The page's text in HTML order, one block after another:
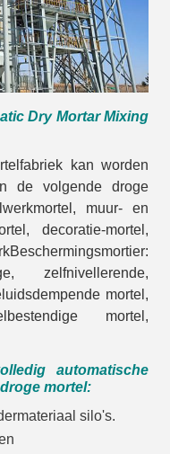
Dry Mortar Mixing
kan worden
de volgende droge
muur- en
decoratie-mortel,
zelfnivellerende,
mortel,
mortel,
automatische
mortel:
silo's.